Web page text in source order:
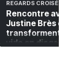
REGARDS CROISÉS
Rencontre
Justine Brès qui
transforment la
vide en